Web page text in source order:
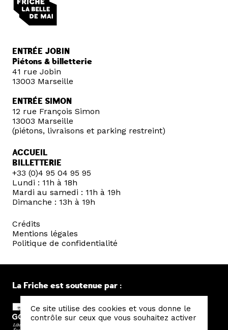
ENTRÉE JOBIN
Piétons & billetterie
41 rue Jobin
13003 Marseille
ENTRÉE SIMON
12 rue François Simon
13003 Marseille
(piétons, livraisons et parking restreint)
ACCUEIL
BILLETTERIE
+33 (0)4 95 04 95 95
Lundi : 11h à 18h
Mardi au samedi : 11h à 19h
Dimanche : 13h à 19h
Crédits
Mentions légales
Politique de confidentialité
La Friche est soutenue par :
Ce site utilise des cookies et vous donne le
contrôle sur ceux que vous souhaitez activer